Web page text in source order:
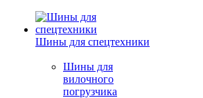
Шины для спецтехники
Шины для
вилочного
погрузчика